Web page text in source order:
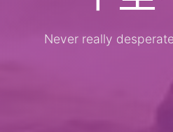
Never really
the